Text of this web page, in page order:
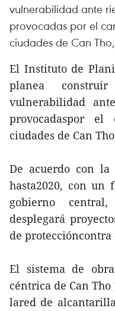
vulnerabilidad ante
provocadas por el
ciudades de Can
El Instituto de
planea
vulnerabilidad
provocadaspor
ciudades de Can
De acuerdo con la
hasta2020, con un
gobierno
desplegará
de
El sistema de
céntrica de Can
lared de